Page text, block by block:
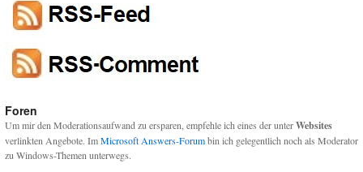
Foren
Um mir den Moderationsaufwand zu ersparen, empfehle ich eines der unterWebsites
verlinkten Angebote. ImMicrosoft Answers-Forumbin ich gelegentlich noch als Moderator
zu Windows-Themen unterwegs.